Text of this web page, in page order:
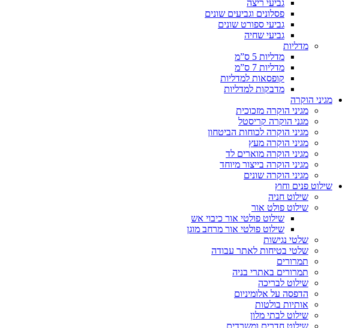
גביעי ריצה
פסלונים וגביעים שונים
גביעי ספורט שונים
גביעי שחיה
מדליות
מדליות 5 ס”מ
מדליות 7 ס”מ
קופסאות למדליות
מדבקות למדליות
מגיני הוקרה
מגיני הוקרה מזכוכית
מגני הוקרה קריסטל
מגיני הוקרה לכוחות הביטחון
מגיני הוקרה מעץ
מגיני הוקרה מוארים לד
מגיני הוקרה בייצור מיוחד
מגיני הוקרה שונים
שילוט פנים וחוץ
שילוט חניה
שילוט פולט אור
שילוט פולטי אור כיבוי אש
שילוט פולטי אור מרחב מוגן
שלטי נגישות
שלטי בטיחות לאתר עבודה
תמרורים
תמרורים באתרי בניה
שילוט לבריכה
הדפסה על אלומיניום
אותיות בולטות
שילוט לבתי מלון
שילוט חדרים ומשרדים